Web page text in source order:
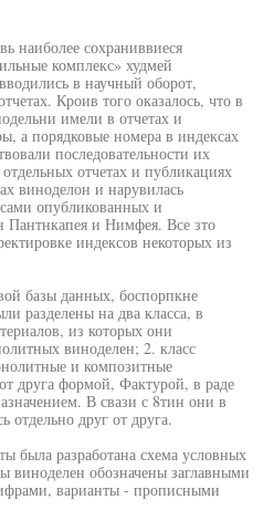
наиболее сохраниввиеся
комплекс» худмей
в научный оборот,
Кроив того оказалось, что в
имели в отчетах и
а порядковые номера в индексах
последовательности их
отчетах и публикациях
виноделон и нарувилась
опубликованных и
Пантнкапея и Нимфея. Все зто
индексов некоторых из
базы данных, боспорпкне
разделены на два класса, в
из которых они
виноделен; 2. класс
и композитные
друга формой, Фактурой, в раде
В свази с 8тин они в
отдельно друг от друга.
была разработана схема условных
виноделен обозначены заглавными
варианты - прописными